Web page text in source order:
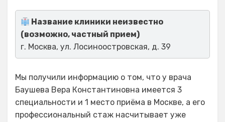
Название клиники неизвестно
(возможно, частный прием)
г. Москва, ул. Лосиноостровская, д. 39
Мы получили информацию о том, что у врача
Баушева Вера Константиновна имеется 3
специальности и 1 место приёма в Москве, а его
профессиональный стаж насчитывает уже